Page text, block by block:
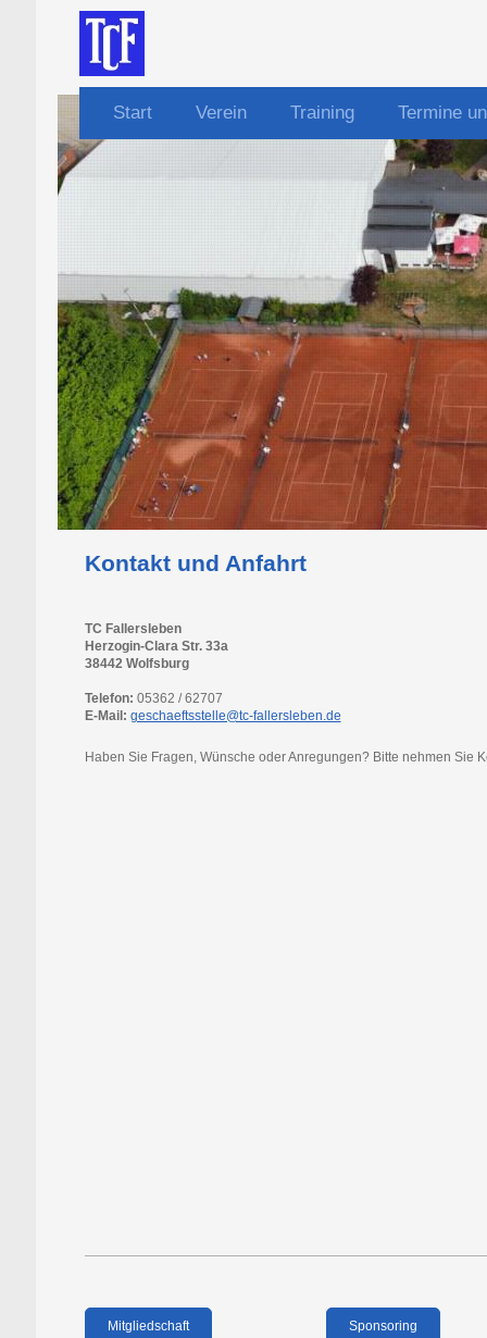
Start Verein Training Termine
Kontakt und Anfahrt
TC Fallersleben
Herzogin-Clara Str. 33a
38442 Wolfsburg
Telefon: 05362 / 62707
E-Mail: geschaeftsstelle@tc-fallersleben.de
Haben Sie Fragen, Wünsche oder Anregungen? Bitte nehmen Sie
Mitgliedschaft Sponsoring